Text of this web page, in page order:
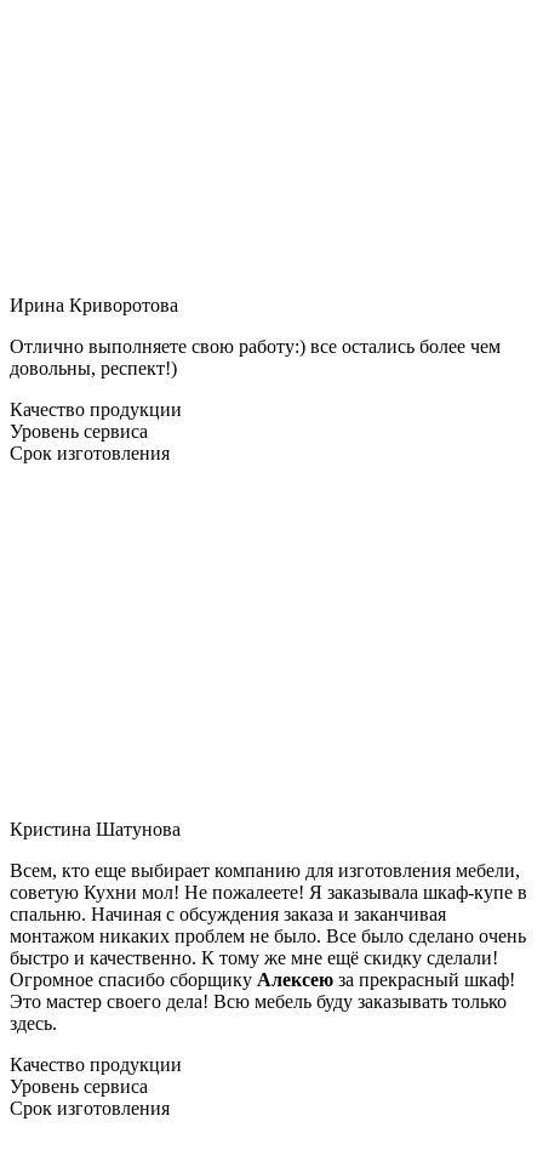
Ирина Криворотова
Отлично выполняете свою работу:) все остались более чем
довольны, респект!)
Качество продукции
Уровень сервиса
Срок изготовления
Кристина Шатунова
Всем, кто еще выбирает компанию для изготовления мебели,
советую Кухни мол! Не пожалеете! Я заказывала шкаф-купе в
спальню. Начиная с обсуждения заказа и заканчивая
монтажом никаких проблем не было. Все было сделано очень
быстро и качественно. К тому же мне ещё скидку сделали!
Огромное спасибо сборщику Алексею за прекрасный шкаф!
Это мастер своего дела! Всю мебель буду заказывать только
здесь.
Качество продукции
Уровень сервиса
Срок изготовления